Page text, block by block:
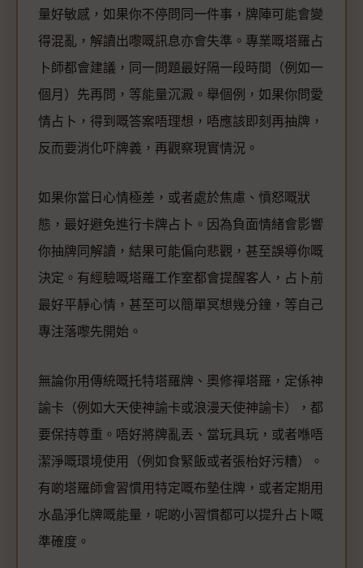
量好敏感，如果你不停問同一件事，牌陣可能會變
得混亂，解讀出嚟嘅訊息亦會失準。專業嘅塔羅占
卜師都會建議，同一問題最好隔一段時間（例如一
個月）先再問，等能量沉澱。舉個例，如果你問愛
情占卜，得到嘅答案唔理想，唔應該即刻再抽牌，
反而要消化吓牌義，再觀察現實情況。
如果你當日心情極差，或者處於焦慮、憤怒嘅狀
態，最好避免進行卡牌占卜。因為負面情緒會影響
你抽牌同解讀，結果可能偏向悲觀，甚至誤導你嘅
決定。有經驗嘅塔羅工作室都會提醒客人，占卜前
最好平靜心情，甚至可以簡單冥想幾分鐘，等自己
專注落嚟先開始。
無論你用傳統嘅托特塔羅牌、奧修禪塔羅，定係神
諭卡（例如大天使神諭卡或浪漫天使神諭卡），都
要保持尊重。唔好將牌亂丟、當玩具玩，或者喺唔
潔淨嘅環境使用（例如食緊飯或者張枱好污糟）。
有啲塔羅師會習慣用特定嘅布墊住牌，或者定期用
水晶淨化牌嘅能量，呢啲小習慣都可以提升占卜嘅
準確度。